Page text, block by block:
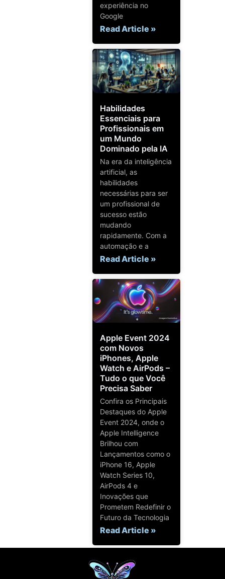
experiência no
Google
Read Article »
Habilidades
Essenciais para
Profissionais em
um Mundo
Dominado pela IA
Na era da inteligência
artificial, as
habilidades
necessárias para ser
um profissional de
sucesso estão
mudando
rapidamente. Com a
automação e a
Read Article »
Apple Event 2024
com Novos
iPhones, Apple
Watch e AirPods –
Tudo o que Você
Precisa Saber
Confira os Principais
Destaques do Apple
Event 2024, onde o
Apple Intelligence
Brilhou com
Lançamentos como o
iPhone 16, Apple
Watch Series 10,
AirPods 4 e
Inovações que
Prometem Redefinir o
Futuro da Tecnologia
Read Article »